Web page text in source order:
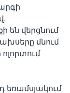
են վերցնում
մնում
եռամսյակում